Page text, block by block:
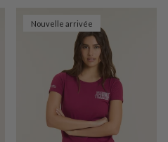
Nouvelle arrivée